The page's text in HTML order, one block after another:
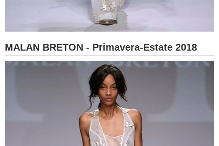
MALAN BRETON - Primavera-Estate 2018